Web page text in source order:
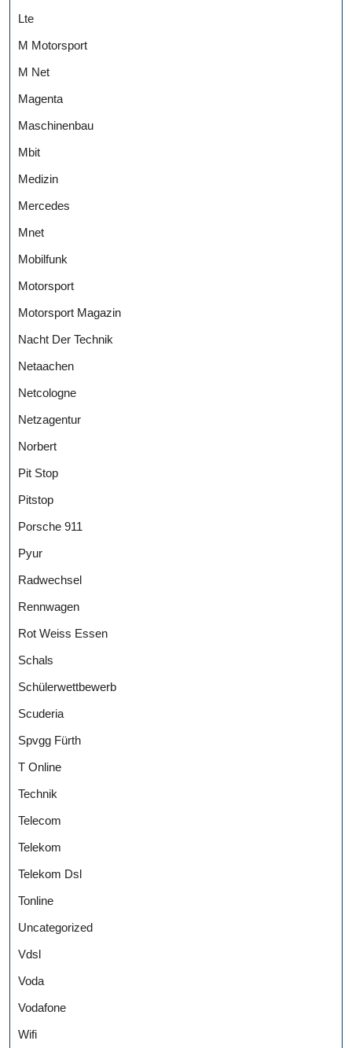
Lte
M Motorsport
M Net
Magenta
Maschinenbau
Mbit
Medizin
Mercedes
Mnet
Mobilfunk
Motorsport
Motorsport Magazin
Nacht Der Technik
Netaachen
Netcologne
Netzagentur
Norbert
Pit Stop
Pitstop
Porsche 911
Pyur
Radwechsel
Rennwagen
Rot Weiss Essen
Schals
Schülerwettbewerb
Scuderia
Spvgg Fürth
T Online
Technik
Telecom
Telekom
Telekom Dsl
Tonline
Uncategorized
Vdsl
Voda
Vodafone
Wifi